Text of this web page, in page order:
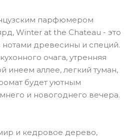
парфюмером
Winter at the Chateau - это
нотами древесины и специй.
очага, утренняя
инеем аллее, легкий туман,
будет уютным
и новогоднего вечера.
и кедровое дерево,